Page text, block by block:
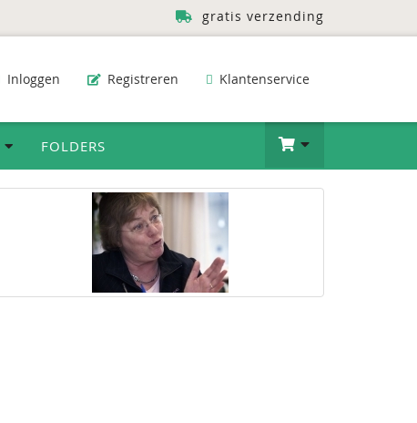
gratis verzending
Inloggen Registreren Klantenservice
FOLDERS